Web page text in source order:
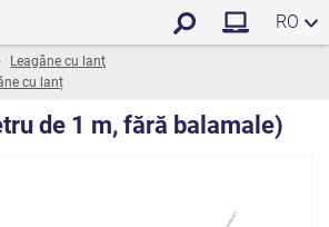
RO
Leagăne cu lanţ
cu lanț
de 1 m, fără balamale)